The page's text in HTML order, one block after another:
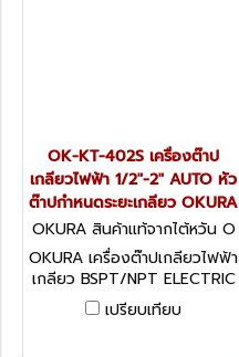
OK-KT-402S เครื่องต๊าป
เกลียวไฟฟ้า 1/2"-2" AUTO หัว
ต๊าปกำหนดระยะเกลียว OKURA
OKURA สินค้าแท้จากไต้หวัน O
K-KT-402S
OKURA เครื่องต๊าปเกลียวไฟฟ้า
เกลียว BSPT/NPT ELECTRIC
THREADING MACHINE อะไหล่
พร้อม
เปรียบเทียบ